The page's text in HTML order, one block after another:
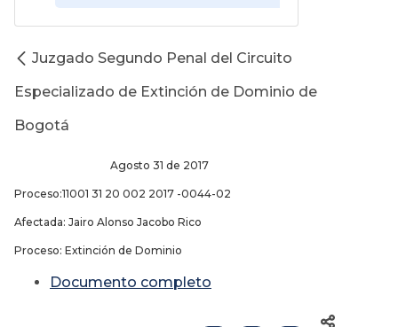
Juzgado Segundo Penal del Circuito
Especializado de Extinción de Dominio de
Bogotá
Agosto 31 de 2017
Proceso:11001 31 20 002 2017 -0044-02
Afectada: Jairo Alonso Jacobo Rico
Proceso: Extinción de Dominio
Documento completo